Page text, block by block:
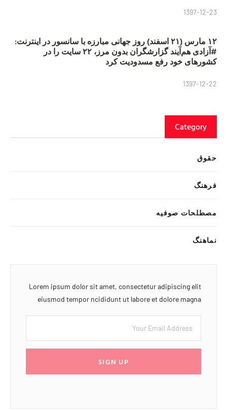
1397-12-23
۱۲ مارس (۲۱ اسفند) روز جهانی مبارزه با سانسور در اینترنت:
#آزادی هم‌آیند گزارشگران‌ بدون مرز، ۲۲ سایت را در
کشورهای خود رفع مسدودیت کرد
1397-12-22
Category
حقوق
فرهنگ
مصطلحات صوفیه
نماهنگ
Lorem ipsum dolor sit amet, consectetur adipiscing elit
eiusmod tempor ncididunt ut labore et dolore magna
SIGN UP